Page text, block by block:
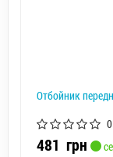
Отбойник
481 грн